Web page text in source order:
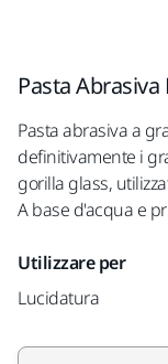
Pasta Abrasiva
Pasta abrasiva a
definitivamente i
gorilla glass,
A base d'acqua e
Utilizzare per
Lucidatura